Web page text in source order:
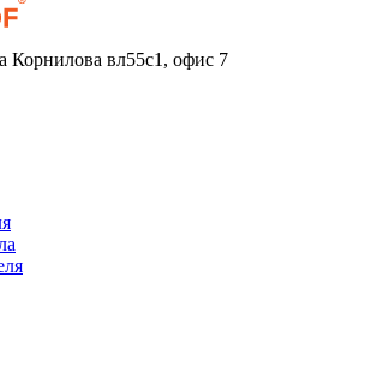
Корнилова вл55с1, офис 7